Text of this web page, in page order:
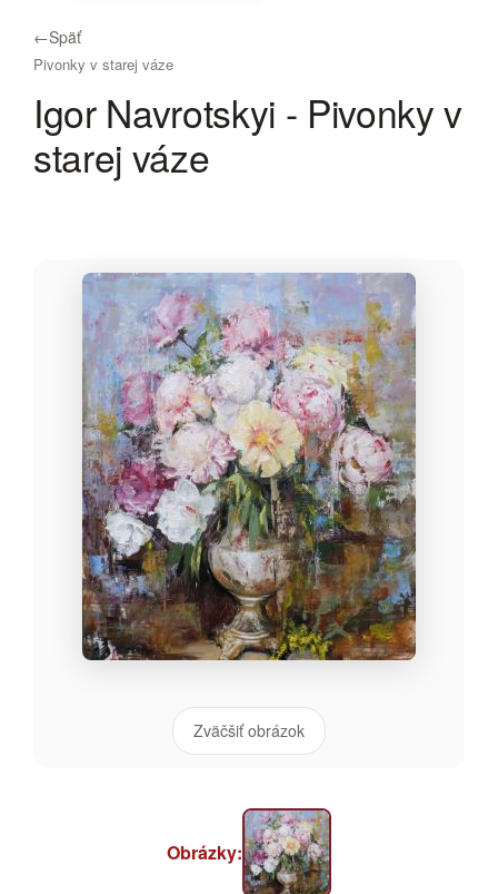
←Späť
Pivonky v starej váze
Igor Navrotskyi - Pivonky v
starej váze
Zväčšiť obrázok
Obrázky: